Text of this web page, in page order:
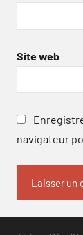
Site web
navigateur